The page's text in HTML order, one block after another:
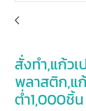
สั่งทำ,แก้ว
พลาสติก,แ
ต่ำ1,000ชิ้น